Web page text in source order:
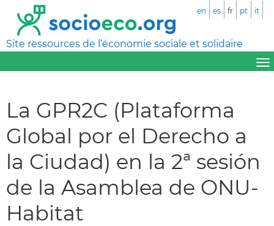
Site ressources de l’économie sociale et solidaire
en es fr pt it
La GPR2C (Plataforma
Global por el Derecho a
la Ciudad) en la 2ª sesión
de la Asamblea de ONU-
Habitat